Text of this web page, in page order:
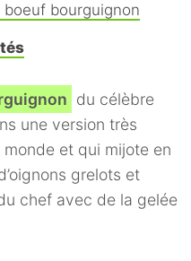
bourguignon
du célèbre
une version très
et qui mijote en
grelots et
chef avec de la gelée